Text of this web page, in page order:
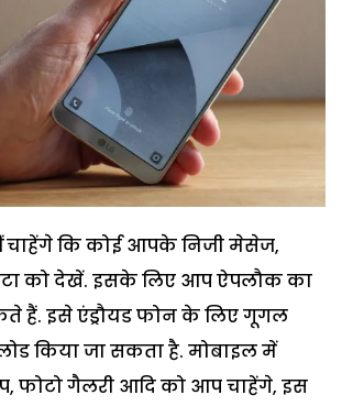
चाहेंगे कि कोई आपके निजी मेसेज,
को देखें. इसके लिए आप ऐपलौक का
हैं. इसे एंड्रौयड फोन के लिए गूगल
किया जा सकता है. मोबाइल में
फोटो गैलरी आदि को आप चाहेंगे, इस